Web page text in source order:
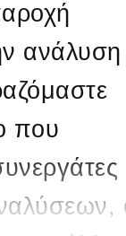
ανάλυση
που